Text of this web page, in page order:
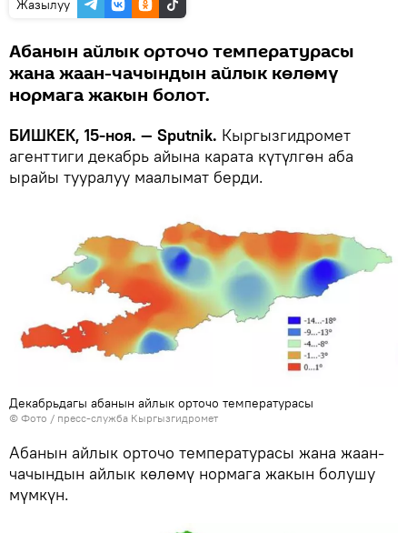
Жазылуу
Абанын айлык орточо температурасы
жана жаан-чачындын айлык көлөмү
нормага жакын болот.
БИШКЕК, 15-ноя. — Sputnik. Кыргызгидромет
агенттиги декабрь айына карата күтүлгөн аба
ырайы тууралуу маалымат берди.
Декабрьдагы абанын айлык орточо температурасы
© Фото / пресс-служба Кыргызгидромет
Абанын айлык орточо температурасы жана жаан-
чачындын айлык көлөмү нормага жакын болушу
мүмкүн.